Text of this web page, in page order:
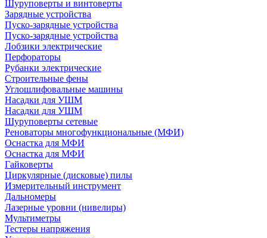
Шуруповерты и винтоверты
Зарядные устройства
Пуско-зарядные устройства
Пуско-зарядные устройства
Лобзики электрические
Перфораторы
Рубанки электрические
Строительные фены
Углошлифовальные машины
Насадки для УШМ
Насадки для УШМ
Шуруповерты сетевые
Реноваторы многофункциональные (МФИ)
Оснастка для МФИ
Оснастка для МФИ
Гайковерты
Циркулярные (дисковые) пилы
Измерительный инструмент
Дальномеры
Лазерные уровни (нивелиры)
Мультиметры
Тестеры напряжения